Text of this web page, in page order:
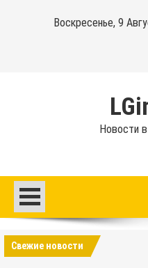
Воскресенье, 9
Новости
Свежие новости